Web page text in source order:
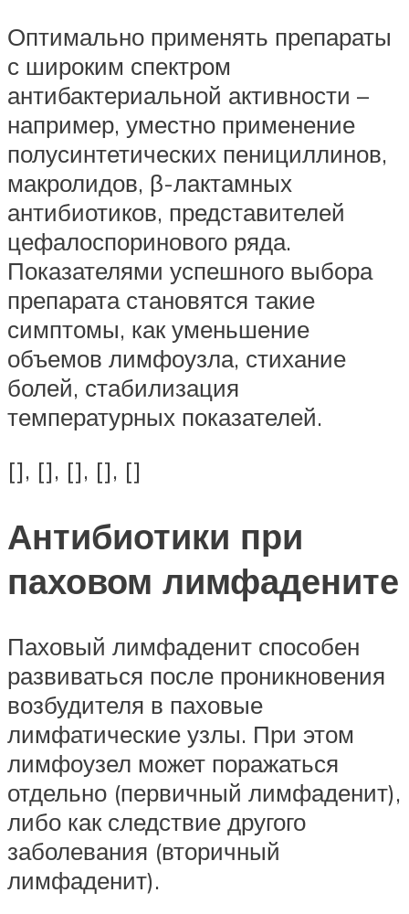
Оптимально применять препараты
с широким спектром
антибактериальной активности –
например, уместно применение
полусинтетических пенициллинов,
макролидов, β-лактамных
антибиотиков, представителей
цефалоспоринового ряда.
Показателями успешного выбора
препарата становятся такие
симптомы, как уменьшение
объемов лимфоузла, стихание
болей, стабилизация
температурных показателей.
[], [], [], [], []
Антибиотики при
паховом лимфадените
Паховый лимфаденит способен
развиваться после проникновения
возбудителя в паховые
лимфатические узлы. При этом
лимфоузел может поражаться
отдельно (первичный лимфаденит),
либо как следствие другого
заболевания (вторичный
лимфаденит).